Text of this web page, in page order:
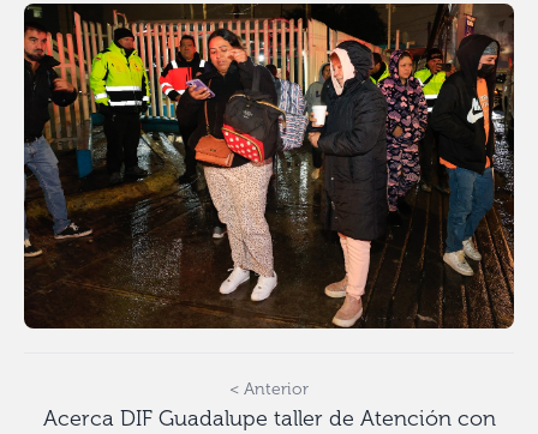
< Anterior
Acerca DIF Guadalupe taller de Atención con